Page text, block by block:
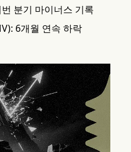
분기 마이너스 기록
6개월 연속 하락